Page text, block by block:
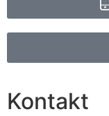
Kontakt